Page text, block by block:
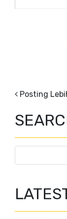
Posting